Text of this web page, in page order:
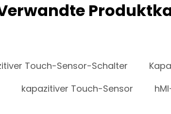
Touch-Sensor-Schalter
kapazitiver Touch-Sensor